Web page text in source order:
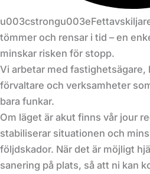
tömmer och rensar i tid – en
minskar risken för stopp.
Vi arbetar med
förvaltare och verksamheter
bara funkar.
Om läget är akut finns vår jour
stabiliserar situationen och
följdskador. När det är möjligt
sanering på plats, så att ni kan